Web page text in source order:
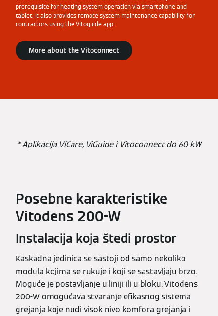
prerequisite for heating system operation via smartphone and
tablet. It also provides remote system maintenance capability for
contractors using the Vitoguide app.
More about the Vitoconnect
* Aplikacija ViCare, ViGuide i Vitoconnect do 60 kW
Posebne karakteristike
Vitodens 200-W
Instalacija koja štedi prostor
Kaskadna jedinica se sastoji od samo nekoliko
modula kojima se rukuje i koji se sastavljaju brzo.
Moguće je postavljanje u liniji ili u bloku. Vitodens
200-W omogućava stvaranje efikasnog sistema
grejanja koje nudi visok nivo komfora grejanja i